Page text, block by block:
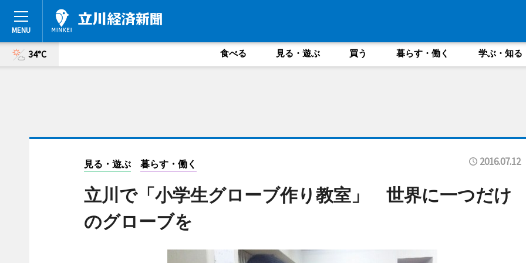
34°C 食べる 見る・遊ぶ 買う 暮らす・働く 学ぶ・知る
見る・遊ぶ 暮らす・働く 2016.07.12
立川で「小学生グローブ作り教室」 世界に一つだけ
のグローブを